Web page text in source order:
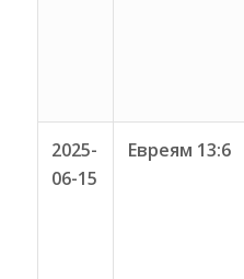
2025-
06-15
Евреям 13:6